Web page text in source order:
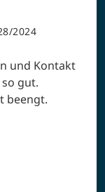
2024
und Kontakt
gut.
beengt.